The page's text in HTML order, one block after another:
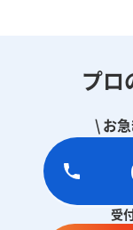
プロ
\ お
受